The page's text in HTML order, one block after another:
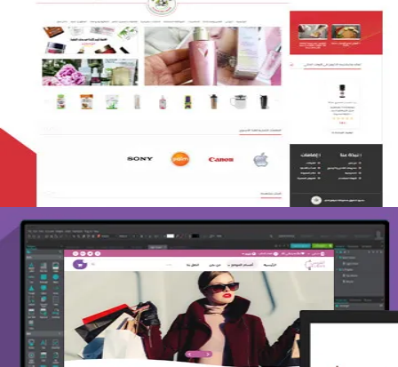
تصميم متجر لمار
التفاصيل
تصميم متجر القوس
التفاصيل